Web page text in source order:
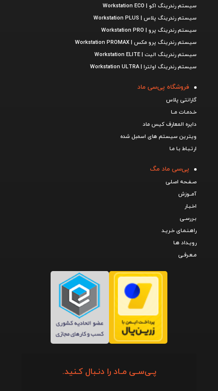
سیستم رندرینگ اکو | Workstation ECO
سیستم رندرینگ پلاس | Workstation PLUS
سیستم رندرینگ پرو | Workstation PRO
سیستم رندرینگ پرو مکس | Workstation PROMAX
سیستم رندرینگ الیت | Workstation ELITE
سیستم رندرینگ اولترا | Workstation ULTRA
فروشگاه پی‌سی ماد
گارانتی پلاس
خـدمـات مــا
دایره المعارف کیس ماد
ویترین سیستم های اسمبل شده
ارتـبـاط بـا مـا
پی‌سی ماد مگ
صـفـحه اصـلی
آمــوزش
اخـبـار
بـررسـی
راهـنـمـای خـریـد
رویـداد هـا
مـعـرفـی
پـی‌سـی مـاد را دنـبال کـنید.